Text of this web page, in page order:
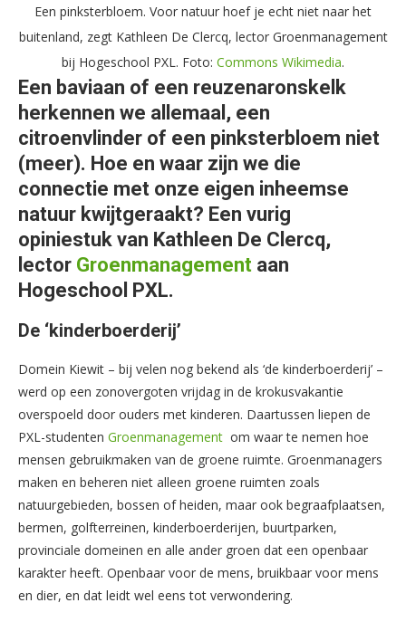
Een pinksterbloem. Voor natuur hoef je echt niet naar het
buitenland, zegt Kathleen De Clercq, lector Groenmanagement
bij Hogeschool PXL. Foto: Commons Wikimedia.
Een baviaan of een reuzenaronskelk
herkennen we allemaal, een
citroenvlinder of een pinksterbloem niet
(meer). Hoe en waar zijn we die
connectie met onze eigen inheemse
natuur kwijtgeraakt? Een vurig
opiniestuk van Kathleen De Clercq,
lector Groenmanagement aan
Hogeschool PXL.
De ‘kinderboerderij’
Domein Kiewit – bij velen nog bekend als ‘de kinderboerderij’ –
werd op een zonovergoten vrijdag in de krokusvakantie
overspoeld door ouders met kinderen. Daartussen liepen de
PXL-studenten Groenmanagement om waar te nemen hoe
mensen gebruikmaken van de groene ruimte. Groenmanagers
maken en beheren niet alleen groene ruimten zoals
natuurgebieden, bossen of heiden, maar ook begraafplaatsen,
bermen, golfterreinen, kinderboerderijen, buurtparken,
provinciale domeinen en alle ander groen dat een openbaar
karakter heeft. Openbaar voor de mens, bruikbaar voor mens
en dier, en dat leidt wel eens tot verwondering.